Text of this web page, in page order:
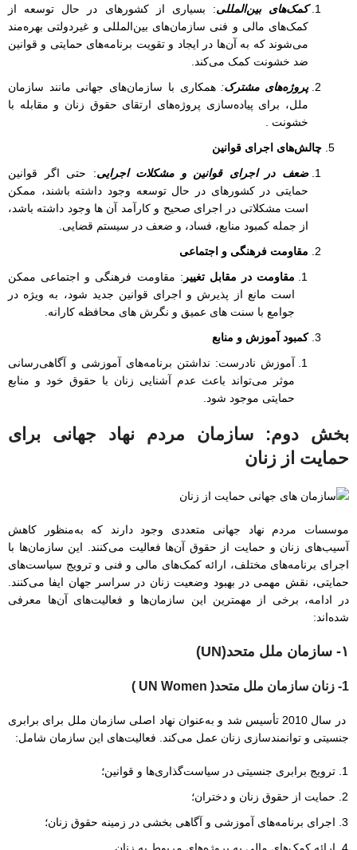
کمک‌های بین‌المللی: بسیاری از کشورهای در حال توسعه از
کمک‌های مالی و فنی سازمان‌های بین‌المللی و غیردولتی بهره‌مند
می‌شوند که به آن‌ها در ایجاد و تقویت برنامه‌های حمایتی و قوانین
ضد خشونت کمک می‌کند.
پروژه‌های مشترک: همکاری با سازمان‌های جهانی مانند سازمان
ملل، برای پیاده‌سازی پروژه‌های ارتقای حقوق زنان و مقابله با
خشونت .
چالش‌های اجرای قوانین
ضعف در اجرای قوانین و مشکلات اجرایی: حتی اگر قوانین
حمایتی در کشورهای در حال توسعه وجود داشته باشند، ممکن
است مشکلاتی در اجرای صحیح و کارآمد آن ها وجود داشته باشد،
از جمله کمبود منابع، فساد، و ضعف در سیستم قضایی.
مقاومت فرهنگی و اجتماعی
مقاومت در مقابل تغییر : مقاومت فرهنگی و اجتماعی ممکن
است مانع از پذیرش و اجرای قوانین جدید شود، به ویژه در
جوامع با سنت های عمیق و نگرش های محافظه کارانه.
کمبود آموزش و منابع
آموزش نادرست: نداشتن برنامه‌های آموزشی و آگاهی‌رسانی
موثر می‌تواند باعث عدم آشنایی زنان با حقوق خود و منابع
حمایتی موجود شود.
بخش دوم: سازمان مردم نهاد جهانی برای
حمایت از زنان
موسسات مردم نهاد جهانی متعددی وجود دارند که به‌منظور کاهش
آسیب‌های زنان و حمایت از حقوق آن‌ها فعالیت می‌کنند. این سازمان‌ها با
اجرای برنامه‌های مختلف، ارائه کمک‌های مالی و فنی و ترویج سیاست‌های
حمایتی، نقش مهمی در بهبود وضعیت زنان در سراسر جهان ایفا می‌کنند.
در ادامه، برخی از مهمترین این سازمان‌ها و فعالیت‌های آن‌ها معرفی
شده‌اند:
۱- سازمان ملل متحد(UN)
1- زنان سازمان ملل متحد( UN Women )
در سال 2010 تأسیس شد و به‌عنوان نهاد اصلی سازمان ملل برای برابری
جنسیتی و توانمندسازی زنان عمل می‌کند. فعالیت‌های این سازمان شامل:
ترویج برابری جنسیتی در سیاست‌‌گذاری‌ها و قوانین؛
حمایت از حقوق زنان و دختران؛
اجرای برنامه‌های آموزشی و آگاهی بخشی در زمینه حقوق زنان؛